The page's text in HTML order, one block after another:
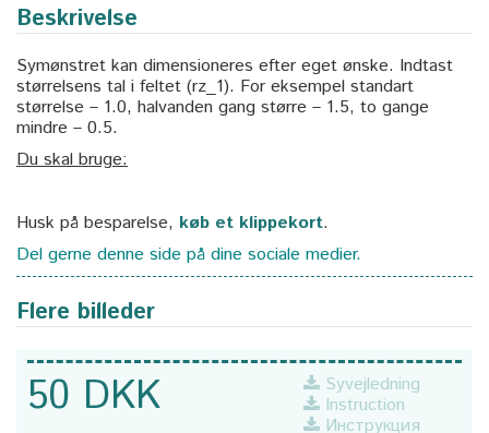
Beskrivelse
Symønstret kan dimensioneres efter eget ønske. Indtast
størrelsens tal i feltet (rz_1). For eksempel standart
størrelse – 1.0, halvanden gang større – 1.5, to gange
mindre – 0.5.
Du skal bruge:
Husk på besparelse, køb et klippekort.
Del gerne denne side på dine sociale medier.
Flere billeder
50 DKK
Syvejledning
Instruction
Инструкция